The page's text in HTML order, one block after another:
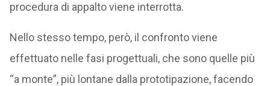
procedura di appalto viene interrotta.
Nello stesso tempo, però, il confronto viene
effettuato nelle fasi progettuali, che sono quelle più
“a monte”, più lontane dalla prototipazione, facendo